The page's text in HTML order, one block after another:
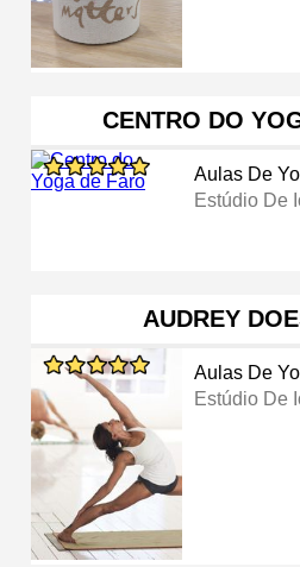
CENTRO DO
Aulas De
Estúdio De
AUDREY
Aulas De
Estúdio De